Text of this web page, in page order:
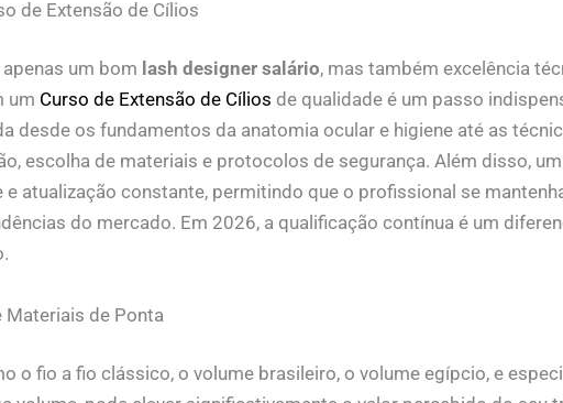
de Extensão de Cílios
um bom lash designer salário, mas também excelência
um Curso de Extensão de Cílios de qualidade é um passo
desde os fundamentos da anatomia ocular e higiene até as
escolha de materiais e protocolos de segurança. Além disso,
atualização constante, permitindo que o profissional se
do mercado. Em 2026, a qualificação contínua é um
Materiais de Ponta
o fio a fio clássico, o volume brasileiro, o volume egípcio, e